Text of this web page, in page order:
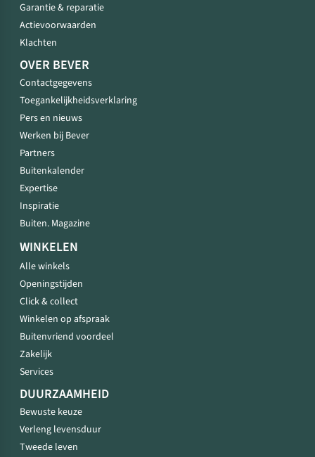
Garantie & reparatie
Actievoorwaarden
Klachten
OVER BEVER
Contactgegevens
Toegankelijkheidsverklaring
Pers en nieuws
Werken bij Bever
Partners
Buitenkalender
Expertise
Inspiratie
Buiten. Magazine
WINKELEN
Alle winkels
Openingstijden
Click & collect
Winkelen op afspraak
Buitenvriend voordeel
Zakelijk
Services
DUURZAAMHEID
Bewuste keuze
Verleng levensduur
Tweede leven